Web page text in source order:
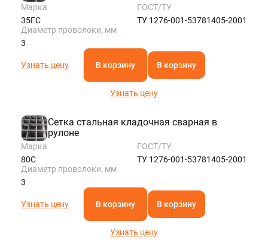
Марка
35ГС
ГОСТ/ТУ
ТУ 1276-001-53781405-2001
Диаметр проволоки, мм
3
Узнать цену В корзину В корзину
Узнать цену
Сетка стальная кладочная сварная в
рулоне
Марка
80С
ГОСТ/ТУ
ТУ 1276-001-53781405-2001
Диаметр проволоки, мм
3
Узнать цену В корзину В корзину
Узнать цену